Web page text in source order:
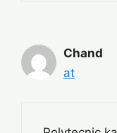
Chand
at